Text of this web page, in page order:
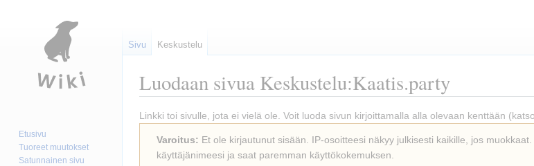
Luodaan sivua Keskustelu:Kaatis.party
Siirry
Siirry
Linkki toi sivulle, jota ei vielä ole. Voit luoda sivun kirjoittamalla alla olevaan kenttään (katso
Varoitus: Et ole kirjautunut sisään. IP-osoitteesi näkyy julkisesti kaikille, jos muokkaat.
käyttäjänimeesi ja saat paremman käyttökokemuksen.
Sivu Keskustelu
Etusivu
Tuoreet muutokset
Satunnainen sivu